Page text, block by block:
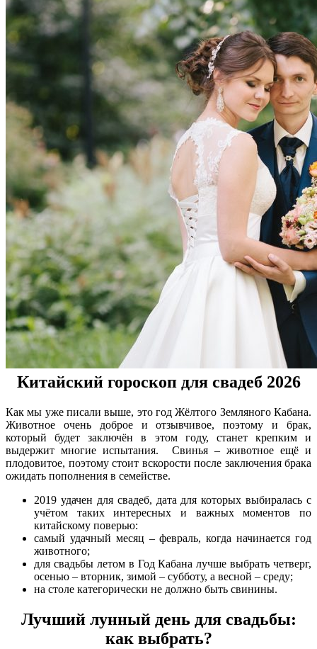
Китайский гороскоп для свадеб 2026
Как мы уже писали выше, это год Жёлтого Земляного Кабана.
Животное очень доброе и отзывчивое, поэтому и брак,
который будет заключён в этом году, станет крепким и
выдержит многие испытания. Свинья – животное ещё и
плодовитое, поэтому стоит вскорости после заключения брака
ожидать пополнения в семействе.
2019 удачен для свадеб, дата для которых выбиралась с
учётом таких интересных и важных моментов по
китайскому поверью:
самый удачный месяц – февраль, когда начинается год
животного;
для свадьбы летом в Год Кабана лучше выбрать четверг,
осенью – вторник, зимой – субботу, а весной – среду;
на столе категорически не должно быть свинины.
Лучший лунный день для свадьбы:
как выбрать?